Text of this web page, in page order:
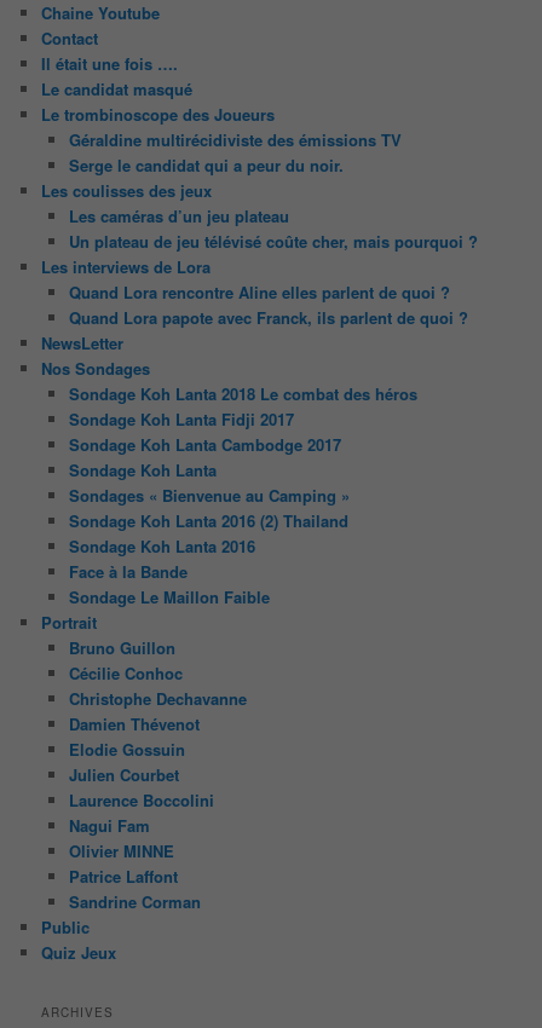
Chaine Youtube
Contact
Il était une fois ….
Le candidat masqué
Le trombinoscope des Joueurs
Géraldine multirécidiviste des émissions TV
Serge le candidat qui a peur du noir.
Les coulisses des jeux
Les caméras d’un jeu plateau
Un plateau de jeu télévisé coûte cher, mais pourquoi ?
Les interviews de Lora
Quand Lora rencontre Aline elles parlent de quoi ?
Quand Lora papote avec Franck, ils parlent de quoi ?
NewsLetter
Nos Sondages
Sondage Koh Lanta 2018 Le combat des héros
Sondage Koh Lanta Fidji 2017
Sondage Koh Lanta Cambodge 2017
Sondage Koh Lanta
Sondages « Bienvenue au Camping »
Sondage Koh Lanta 2016 (2) Thailand
Sondage Koh Lanta 2016
Face à la Bande
Sondage Le Maillon Faible
Portrait
Bruno Guillon
Cécilie Conhoc
Christophe Dechavanne
Damien Thévenot
Elodie Gossuin
Julien Courbet
Laurence Boccolini
Nagui Fam
Olivier MINNE
Patrice Laffont
Sandrine Corman
Public
Quiz Jeux
ARCHIVES